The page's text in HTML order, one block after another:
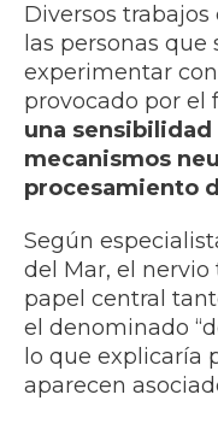
Diversos
las personas
experimentar
provocado por el
una sensibilidad
mecanismos
procesamiento
Según
del Mar, el
papel central
el denominado
lo que explicaría
aparecen